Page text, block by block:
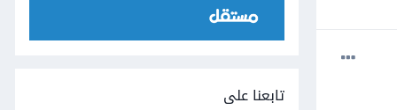
تابعنا على